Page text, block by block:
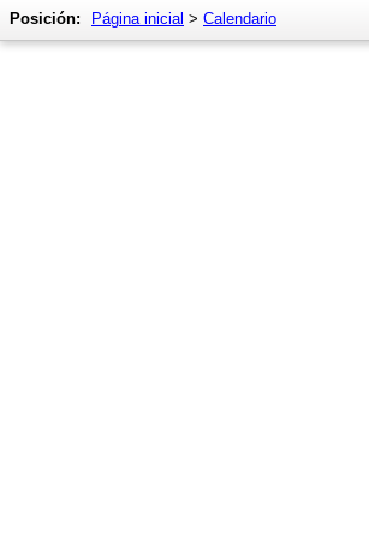
Posición: Página inicial > Calendario